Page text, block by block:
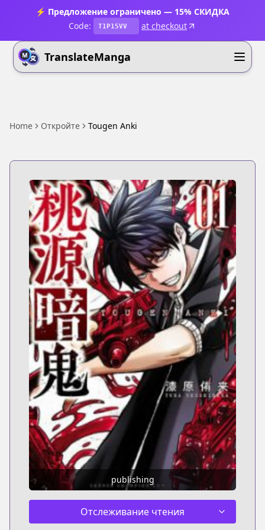
⚡ Предложение ограничено — 15% СКИДКА
Code:
T1P15VV at checkout
TranslateManga
Home Откройте Tougen Anki
publishing
Отслеживание чтения